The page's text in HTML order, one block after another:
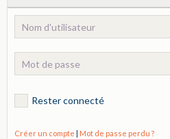
Rester connecté
Créer un compte Mot de passe perdu ?